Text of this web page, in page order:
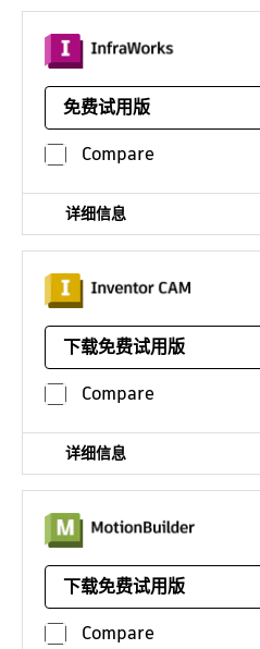
(BIM) 平台。
免费试用版
平台：
¥13863*
Compare
详细信息
CAD/CAM 编程解决方案 - 有
可供选择
下载免费试用版
平台：
Compare
详细信息
下载免费试用版
平台：
¥14776* /年
Compare